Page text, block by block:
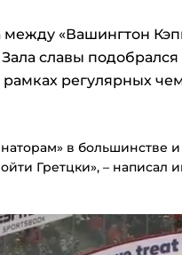
«Вашингтон
славы
рамках регулярных
в большинстве и
Гретцки», – написал